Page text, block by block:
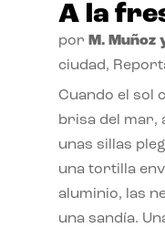
A la
por M. Muñoz
ciudad,
Cuando el sol
brisa del mar,
unas sillas
una tortilla
aluminio, las
una sandía.